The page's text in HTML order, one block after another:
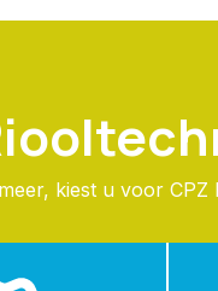
kiest u voor CPZ